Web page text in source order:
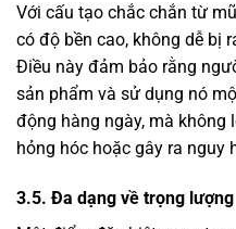
Với cấu tạo chắc chắn từ
có độ bền cao, không dễ bị
Điều này đảm bảo rằng
sản phẩm và sử dụng nó
động hàng ngày, mà không
hỏng hóc hoặc gây ra nguy
3.5. Đa dạng về trọng lượng